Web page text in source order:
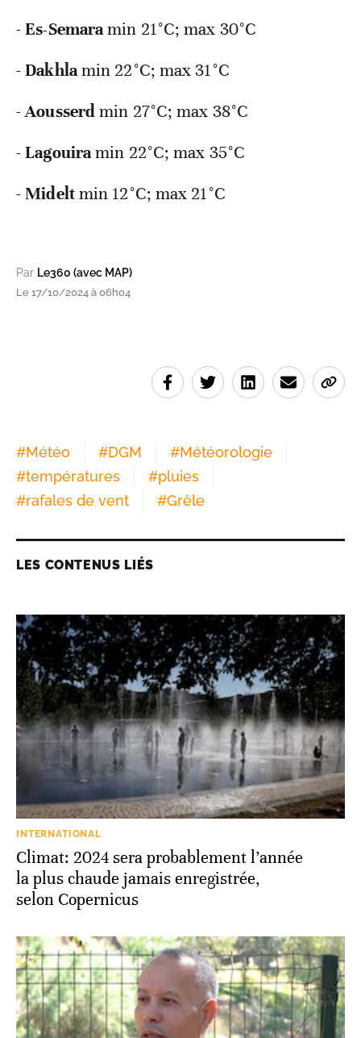
-Es-Semaramin 21°C; max 30°C
-Dakhlamin 22°C; max 31°C
-Aousserdmin 27°C; max 38°C
-Lagouiramin 22°C; max 35°C
-Mideltmin 12°C; max 21°C
Par Le360 (avec MAP)
Le 17/10/2024 à 06h04
#Météo #DGM #Météorologie
#températures #pluies
#rafales de vent #Grêle
LES CONTENUS LIÉS
INTERNATIONAL
Climat: 2024 sera probablement l’année
la plus chaude jamais enregistrée,
selon Copernicus